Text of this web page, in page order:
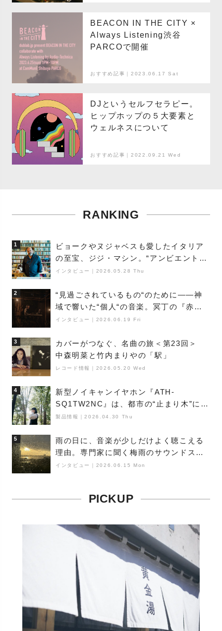
BEACON IN THE CITY ×
Always Listening渋谷
PARCOで開催
おすすめ記事｜2023.06.17 Sat
DJというセルフセラピー。
ヒップホップの５大要素と
ウェルネスについて
おすすめ記事｜2022.09.21 Wed
RANKING
1
ビョークやヌジャベスも愛したイタリア
の至宝、ジジ・マシン。“アンビエントの
巨匠”が明かす創作の原点と、「動き」に
インタビュー 2026.05.28 Thu
2
“見過ごされているもの“のために――神
域で響いた“個人“の音楽。冥丁の『赤城
夜神楽』をレポート
インタビュー 2026.06.19 Fri
3
カバーがつなぐ、名曲の旅＜第23回＞
中森明菜と竹内まりやの「駅」
レコード情報 2026.05.20 Wed
4
新型ノイキャンイヤホン『ATH-
SQ1TW2NC』は、都市の“止まり木”にな
り得るーシンガーソングライター浮
製品情報 ｜2026.04.30 Thu
5
雨の日に、音楽が少しだけよく聴こえる
理由。専門家に聞く梅雨のサウンドス
ケープ
インタビュー 2026.06.15 Mon
PICKUP